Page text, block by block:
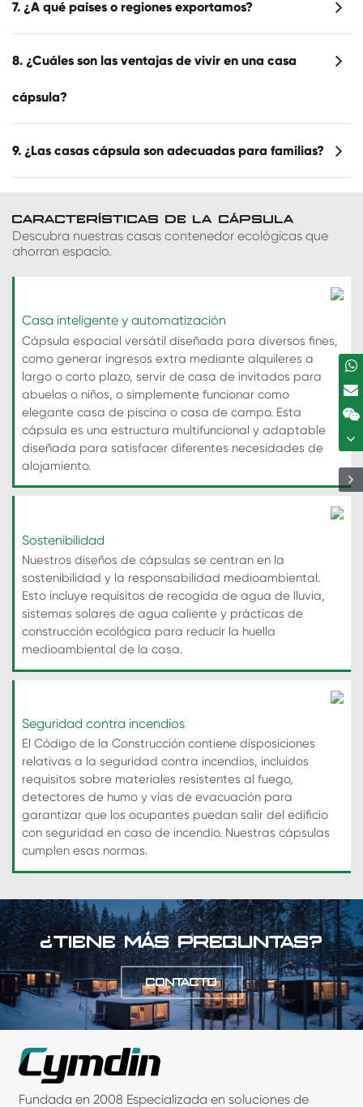
7. ¿A qué países o regiones exportamos?
8. ¿Cuáles son las ventajas de vivir en una casa
cápsula?
9. ¿Las casas cápsula son adecuadas para familias?
CARACTERÍSTICAS DE LA CÁPSULA
Descubra nuestras casas contenedor ecológicas que
ahorran espacio.
Casa inteligente y automatización
Cápsula espacial versátil diseñada para diversos fines,
como generar ingresos extra mediante alquileres a
largo o corto plazo, servir de casa de invitados para
abuelos o niños, o simplemente funcionar como
elegante casa de piscina o casa de campo. Esta
cápsula es una estructura multifuncional y adaptable
diseñada para satisfacer diferentes necesidades de
alojamiento.
Sostenibilidad
Nuestros diseños de cápsulas se centran en la
sostenibilidad y la responsabilidad medioambiental.
Esto incluye requisitos de recogida de agua de lluvia,
sistemas solares de agua caliente y prácticas de
construcción ecológica para reducir la huella
medioambiental de la casa.
Seguridad contra incendios
El Código de la Construcción contiene disposiciones
relativas a la seguridad contra incendios, incluidos
requisitos sobre materiales resistentes al fuego,
detectores de humo y vías de evacuación para
garantizar que los ocupantes puedan salir del edificio
con seguridad en caso de incendio. Nuestras cápsulas
cumplen esas normas.
¿TIENE MÁS PREGUNTAS?
CONTACTO
Fundada en 2008 Especializada en soluciones de